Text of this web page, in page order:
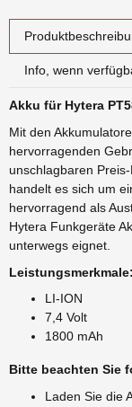
Info, wenn
Akku für Hytera
Mit den
hervorragenden
unschlagbaren
handelt es sich um
hervorragend als
Hytera Funkgeräte
unterwegs eignet.
Leistungsmerkmale:
LI-ION
7,4 Volt
1800 mAh
Bitte beachten Sie
Laden Sie die